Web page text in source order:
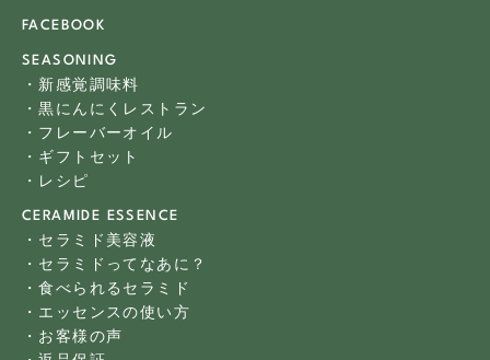
FACEBOOK
SEASONING
・新感覚調味料
・黒にんにくレストラン
・フレーバーオイル
・ギフトセット
・レシピ
CERAMIDE ESSENCE
・セラミド美容液
・セラミドってなあに？
・食べられるセラミド
・エッセンスの使い方
・お客様の声